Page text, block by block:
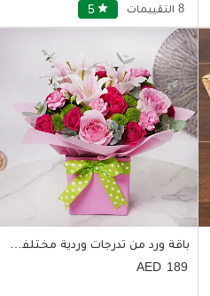
5 star 8 التقييمات
باقة ورد من تدرجات وردية مختلفة بمزهرية أنيقة
189